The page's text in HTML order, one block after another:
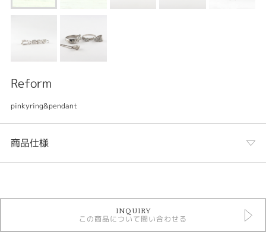
Reform
pinkyring&pendant
商品仕様
デジタルジュエリーリフォーム
INQUIRY
この商品について問い合わせる